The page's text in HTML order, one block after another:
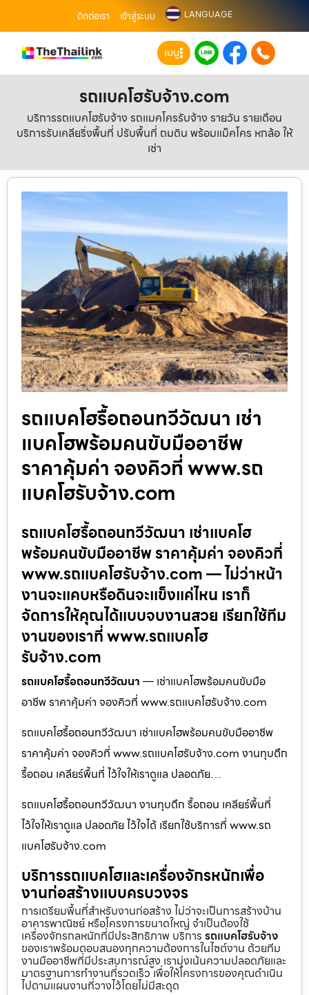
ติดต่อเรา เข้าสู่ระบบ LANGUAGE
เมนู
รถแบคโฮรับจ้าง.com
บริการรถแบคโฮรับจ้าง รถแมคโครรับจ้าง รายวัน รายเดือน
บริการรับเคลียริ่งพื้นที่ ปรับพื้นที่ ถมดิน พร้อมแม็คโคร หกล้อ ให้
เช่า
รถแบคโฮรื้อถอนทวีวัฒนา เช่า
แบคโฮพร้อมคนขับมืออาชีพ
ราคาคุ้มค่า จองคิวที่ www.รถ
แบคโฮรับจ้าง.com
รถแบคโฮรื้อถอนทวีวัฒนา เช่าแบคโฮ
พร้อมคนขับมืออาชีพ ราคาคุ้มค่า จองคิวที่
www.รถแบคโฮรับจ้าง.com — ไม่ว่าหน้า
งานจะแคบหรือดินจะแข็งแค่ไหน เราก็
จัดการให้คุณได้แบบจบงานสวย เรียกใช้ทีม
งานของเราที่ www.รถแบคโฮ
รับจ้าง.com
รถแบคโฮรื้อถอนทวีวัฒนา — เช่าแบคโฮพร้อมคนขับมือ
อาชีพ ราคาคุ้มค่า จองคิวที่ www.รถแบคโฮรับจ้าง.com
รถแบคโฮรื้อถอนทวีวัฒนา เช่าแบคโฮพร้อมคนขับมืออาชีพ
ราคาคุ้มค่า จองคิวที่ www.รถแบคโฮรับจ้าง.com งานทุบตึก
รื้อถอน เคลียร์พื้นที่ ไว้ใจให้เราดูแล ปลอดภัย…
รถแบคโฮรื้อถอนทวีวัฒนา งานทุบตึก รื้อถอน เคลียร์พื้นที่
ไว้ใจให้เราดูแล ปลอดภัย ไว้ใจได้ เรียกใช้บริการที่ www.รถ
แบคโฮรับจ้าง.com
บริการรถแบคโฮและเครื่องจักรหนักเพื่อ
งานก่อสร้างแบบครบวงจร
การเตรียมพื้นที่สำหรับงานก่อสร้าง ไม่ว่าจะเป็นการสร้างบ้าน
อาคารพาณิชย์ หรือโครงการขนาดใหญ่ จำเป็นต้องใช้
เครื่องจักรกลหนักที่มีประสิทธิภาพ บริการ รถแบคโฮรับจ้าง
ของเราพร้อมตอบสนองทุกความต้องการในไซต์งาน ด้วยทีม
งานมืออาชีพที่มีประสบการณ์สูง เรามุ่งเน้นความปลอดภัยและ
มาตรฐานการทำงานที่รวดเร็ว เพื่อให้โครงการของคุณดำเนิน
ไปตามแผนงานที่วางไว้โดยไม่มีสะดุด